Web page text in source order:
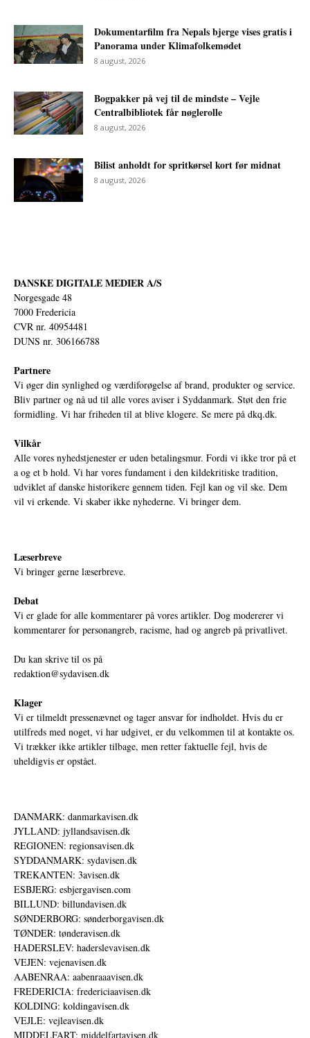
Dokumentarfilm fra Nepals bjerge vises gratis i
Panorama under Klimafolkemødet
8 august, 2026
Bogpakker på vej til de mindste – Vejle
Centralbibliotek får nøglerolle
8 august, 2026
Bilist anholdt for spritkørsel kort før midnat
8 august, 2026
DANSKE DIGITALE MEDIER A/S
Norgesgade 48
7000 Fredericia
CVR nr. 40954481
DUNS nr. 306166788
Partnere
Vi øger din synlighed og værdiforøgelse af brand, produkter og service.
Bliv partner og nå ud til alle vores aviser i Syddanmark. Støt den frie
formidling. Vi har friheden til at blive klogere. Se mere på dkq.dk.
Vilkår
Alle vores nyhedstjenester er uden betalingsmur. Fordi vi ikke tror på et
a og et b hold. Vi har vores fundament i den kildekritiske tradition,
udviklet af danske historikere gennem tiden. Fejl kan og vil ske. Dem
vil vi erkende. Vi skaber ikke nyhederne. Vi bringer dem.
Læserbreve
Vi bringer gerne læserbreve.
Debat
Vi er glade for alle kommentarer på vores artikler. Dog modererer vi
kommentarer for personangreb, racisme, had og angreb på privatlivet.
Du kan skrive til os på
redaktion@sydavisen.dk
Klager
Vi er tilmeldt pressenævnet og tager ansvar for indholdet. Hvis du er
utilfreds med noget, vi har udgivet, er du velkommen til at kontakte os.
Vi trækker ikke artikler tilbage, men retter faktuelle fejl, hvis de
uheldigvis er opstået.
DANMARK: danmarkavisen.dk
JYLLAND: jyllandsavisen.dk
REGIONEN: regionsavisen.dk
SYDDANMARK: sydavisen.dk
TREKANTEN: 3avisen.dk
ESBJERG: esbjergavisen.com
BILLUND: billundavisen.dk
SØNDERBORG: sønderborgavisen.dk
TØNDER: tønderavisen.dk
HADERSLEV: haderslevavisen.dk
VEJEN: vejenavisen.dk
AABENRAA: aabenraaavisen.dk
FREDERICIA: fredericiaavisen.dk
KOLDING: koldingavisen.dk
VEJLE: vejleavisen.dk
MIDDELFART: middelfartavisen.dk